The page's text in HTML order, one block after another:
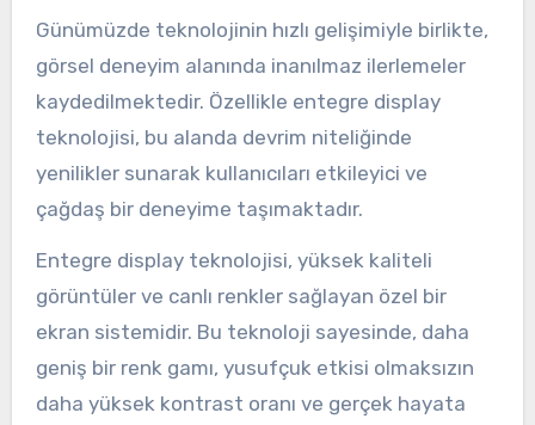
Günümüzde teknolojinin hızlı gelişimiyle birlikte,
görsel deneyim alanında inanılmaz ilerlemeler
kaydedilmektedir. Özellikle entegre display
teknolojisi, bu alanda devrim niteliğinde
yenilikler sunarak kullanıcıları etkileyici ve
çağdaş bir deneyime taşımaktadır.
Entegre display teknolojisi, yüksek kaliteli
görüntüler ve canlı renkler sağlayan özel bir
ekran sistemidir. Bu teknoloji sayesinde, daha
geniş bir renk gamı, yusufçuk etkisi olmaksızın
daha yüksek kontrast oranı ve gerçek hayata